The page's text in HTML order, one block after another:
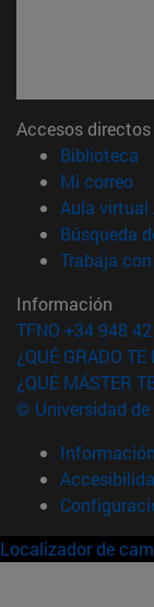
Accesos directos
Biblioteca
Mi correo
Aula virtual
Búsqueda
Trabaja
Información
TFNO +34 948
¿QUÉ GRADO TE
¿QUÉ MÁSTER
© Universidad de
Localizador de